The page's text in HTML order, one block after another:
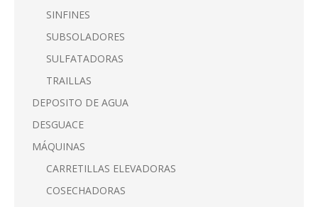
SINFINES
SUBSOLADORES
SULFATADORAS
TRAILLAS
DEPOSITO DE AGUA
DESGUACE
MÁQUINAS
CARRETILLAS ELEVADORAS
COSECHADORAS